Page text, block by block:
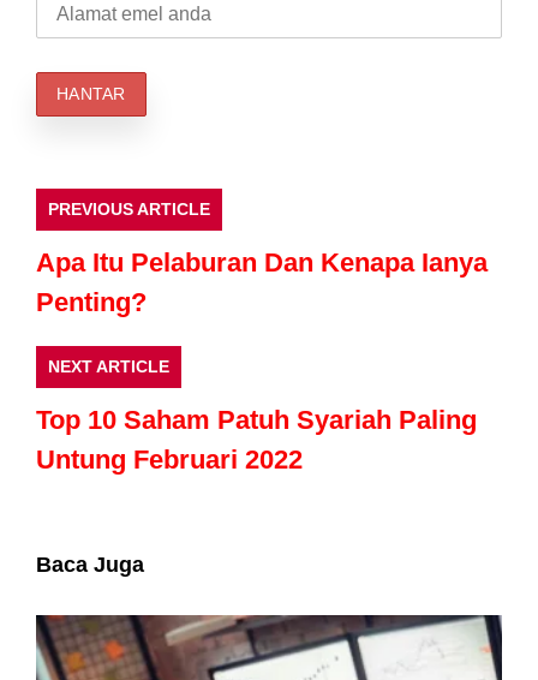
PREVIOUS ARTICLE
Apa Itu Pelaburan Dan Kenapa Ianya
Penting?
NEXT ARTICLE
Top 10 Saham Patuh Syariah Paling
Untung Februari 2022
Baca Juga